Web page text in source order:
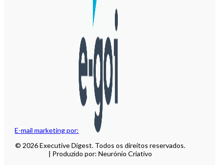
E-mail marketing por:
© 2026 Executive Digest. Todos os direitos reservados.
| Produzido por: Neurónio Criativo